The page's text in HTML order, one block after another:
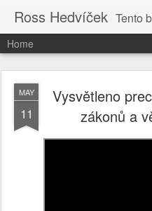
Ross Hedvíček Tento blog uveřejňuje
Home
MAY
11
Vysvětleno
zákonů a